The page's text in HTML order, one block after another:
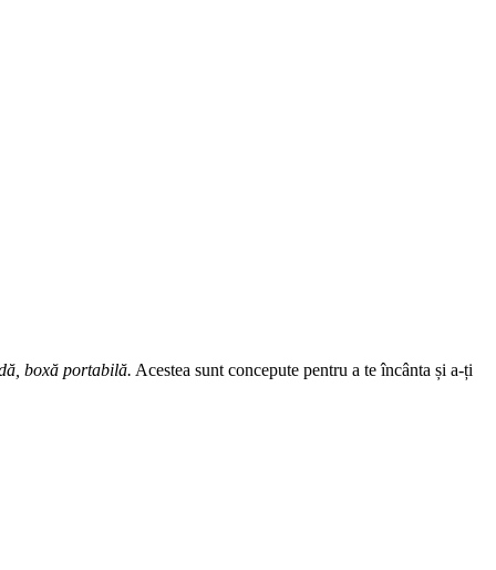
boxă portabilă. Acestea sunt concepute pentru a te încânta și a-ți